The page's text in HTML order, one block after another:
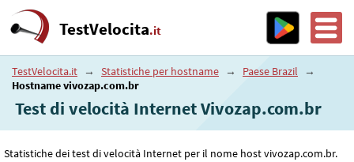
TestVelocita.it
TestVelocita.it → Statistiche per hostname → Paese Brazil
→
Hostname vivozap.com.br
Test di velocità Internet Vivozap.com.br
Statistiche dei test di velocità Internet per il nome host vivozap.com.br.